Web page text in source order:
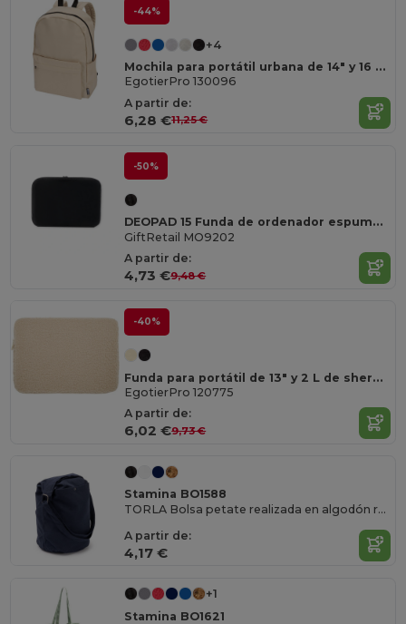
-44%
+4
Mochila para portátil urbana de 14" y 16 L de material reciclado con certificado GRS "Byron"
EgotierPro 130096
A partir de:
6,28 €11,25 €
-50%
DEOPAD 15 Funda de ordenador espuma 15''
GiftRetail MO9202
A partir de:
4,73 €9,48 €
-40%
Funda para portátil de 13" y 2 L de sherpa reciclado con certificado GRS "Bear"
EgotierPro 120775
A partir de:
6,02 €9,73 €
Stamina BO1588
TORLA Bolsa petate realizada en algodón reciclado de 240 g/m²
A partir de:
4,17 €
+1
Stamina BO1621